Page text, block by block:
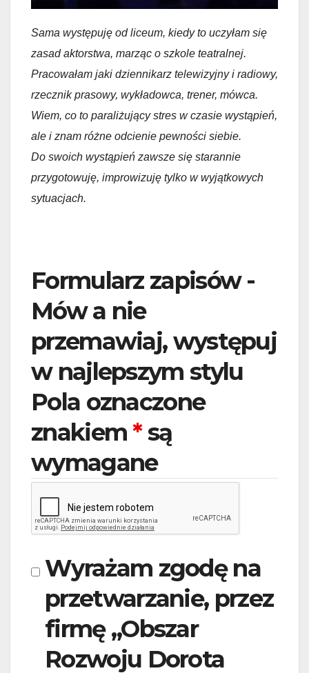
Sama występuję od liceum, kiedy to uczyłam się
zasad aktorstwa, marząc o szkole teatralnej.
Pracowałam jaki dziennikarz telewizyjny i radiowy,
rzecznik prasowy, wykładowca, trener, mówca.
Wiem, co to paraliżujący stres w czasie wystąpień,
ale i znam różne odcienie pewności siebie.
Do swoich wystąpień zawsze się starannie
przygotowuję, improwizuję tylko w wyjątkowych
sytuacjach.
Formularz zapisów -
Mów a nie
przemawiaj, występuj
w najlepszym stylu
Pola oznaczone
znakiem*są
wymagane
Wyrażam zgodę na
przetwarzanie, przez
firmę „Obszar
Rozwoju Dorota